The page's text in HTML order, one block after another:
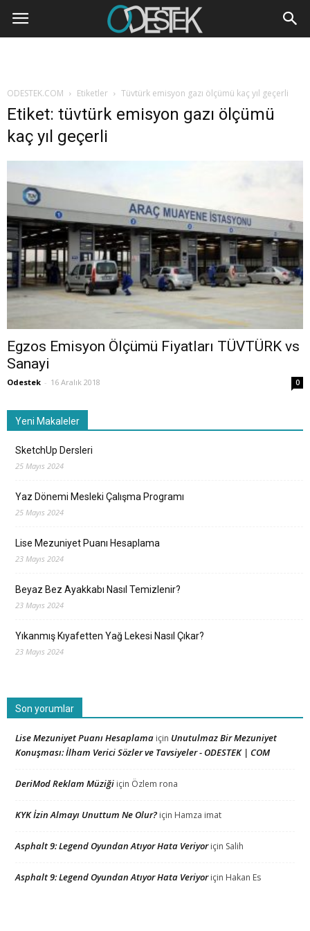
ODESTEK.COM Etiketler Tüvtürk emisyon gazı ölçümü kaç yıl geçerli
Etiket: tüvtürk emisyon gazı ölçümü
kaç yıl geçerli
Egzos Emisyon Ölçümü Fiyatları TÜVTÜRK vs
Sanayi
Odestek - 16 Aralık 2018 0
Yeni Makaleler
SketchUp Dersleri
25 Mayıs 2024
Yaz Dönemi Mesleki Çalışma Programı
25 Mayıs 2024
Lise Mezuniyet Puanı Hesaplama
23 Mayıs 2024
Beyaz Bez Ayakkabı Nasıl Temizlenir?
23 Mayıs 2024
Yıkanmış Kıyafetten Yağ Lekesi Nasıl Çıkar?
23 Mayıs 2024
Son yorumlar
Lise Mezuniyet Puanı Hesaplama için Unutulmaz Bir Mezuniyet
Konuşması: İlham Verici Sözler ve Tavsiyeler - ODESTEK | COM
DeriMod Reklam Müziği için Özlem rona
KYK İzin Almayı Unuttum Ne Olur? için Hamza imat
Asphalt 9: Legend Oyundan Atıyor Hata Veriyoriçin Salih
Asphalt 9: Legend Oyundan Atıyor Hata Veriyoriçin Hakan Es